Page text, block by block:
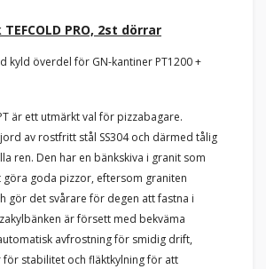
PRO, 2st dörrar
kyld överdel för GN-kantiner PT1200 +
är ett utmärkt val för pizzabagare.
av rostfritt stål SS304 och därmed tålig
ren. Den har en bänkskiva i granit som
goda pizzor, eftersom graniten
gör det svårare för degen att fastna i
är försett med bekväma
avfrostning för smidig drift,
stabilitet och fläktkylning för att